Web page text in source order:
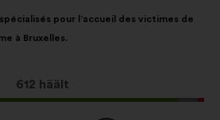
pour l’accueil des victimes de
à Bruxelles.
Selle
ettepaneku
612 häält